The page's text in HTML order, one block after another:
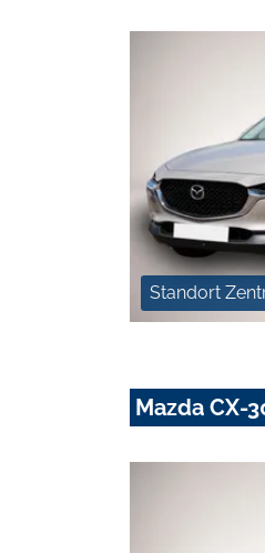
Standort
Mazda CX-